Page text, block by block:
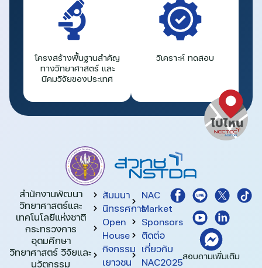
โครงสร้างพื้นฐานสำคัญ
ทางวิทยาศาสตร์ และ
นิคมวิจัยของประเทศ
วิเคราะห์ ทดสอบ
สำนักงานพัฒนา
วิทยาศาสตร์และ
เทคโนโลยีแห่งชาติ​
กระทรวงการ
อุดมศึกษา
วิทยาศาสตร์ วิจัยและ
นวัตกรรม
สัมมนา
นิทรรศการ
Open
House
กิจกรรม
เยาวชน
NAC
Market
Sponsors
ติดต่อ
เกี่ยวกับ
NAC2025สอบถามเพิ่มเติม